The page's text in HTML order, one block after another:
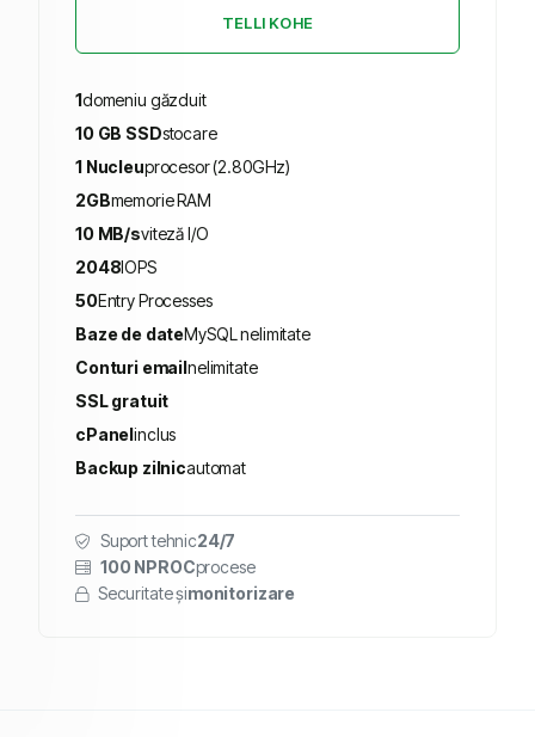
TELLI KOHE
1domeniu găzduit
10 GB SSDstocare
1 Nucleuprocesor (2.80GHz)
2GBmemorie RAM
10 MB/sviteză I/O
2048IOPS
50Entry Processes
Baze de dateMySQL nelimitate
Conturi emailnelimitate
SSL gratuit
cPanelinclus
Backup zilnicautomat
Suport tehnic24/7
100 NPROCprocese
Securitate șimonitorizare